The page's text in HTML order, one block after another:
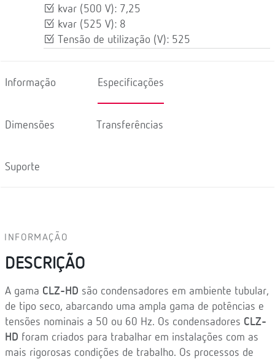
kvar (500 V): 7,25
kvar (525 V): 8
Tensão de utilização (V): 525
Informação Especificações
Dimensões Transferências
Suporte
INFORMAÇÃO
DESCRIÇÃO
A gama CLZ-HD são condensadores em ambiente tubular,
de tipo seco, abarcando uma ampla gama de potências e
tensões nominais a 50 ou 60 Hz. Os condensadores CLZ-
HD foram criados para trabalhar em instalações com as
mais rigorosas condições de trabalho. Os processos de